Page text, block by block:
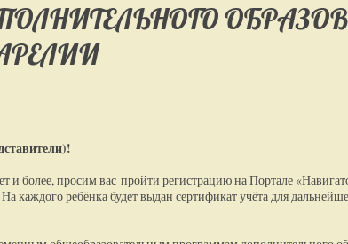
и более, просим вас пройти регистрацию на Портале
На каждого ребёнка будет выдан сертификат учёта для